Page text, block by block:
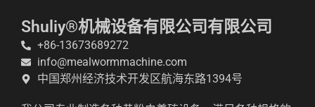
Shuliy®机械设备有限公司有限公司
+86-13673689272
info@mealwormmachine.com
中国郑州经济技术开发区航海东路1394号